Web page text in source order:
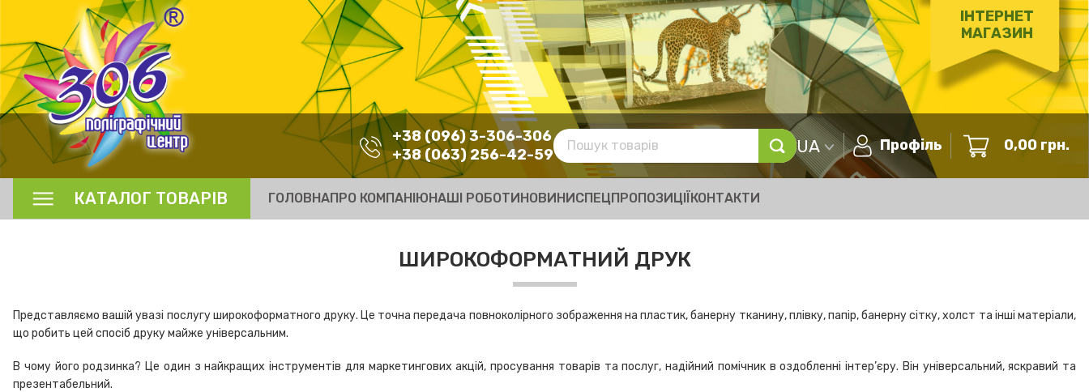
ІНТЕРНЕТ
МАГАЗИН
+38 (096) 3-306-306
+38 (063) 256-42-59
UA Профіль 0,00 грн.
КАТАЛОГ ТОВАРІВ ГОЛОВНАПРО КОМПАНІЮНАШІ РОБОТИНОВИНИСПЕЦПРОПОЗИЦІЇКОНТАКТИ
ШИРОКОФОРМАТНИЙ ДРУК
Представляємо вашій увазі послугу широкоформатного друку. Це точна передача повноколірного зображення на пластик, банерну тканину, плівку, папір, банерну сітку, холст та інші матеріали,
що робить цей спосіб друку майже універсальним.
В чому його родзинка? Це один з найкращих інструментів для маркетингових акцій, просування товарів та послуг, надійний помічник в оздобленні інтер’єру. Він універсальний, яскравий та
презентабельний.